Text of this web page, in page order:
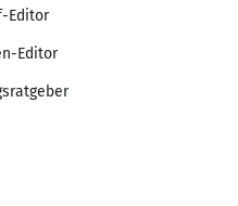
Editor
Editor